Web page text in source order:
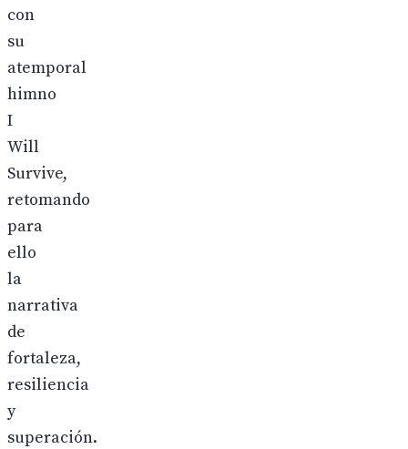
con
su
atemporal
himno
I
Will
Survive,
retomando
para
ello
la
narrativa
de
fortaleza,
resiliencia
y
superación.